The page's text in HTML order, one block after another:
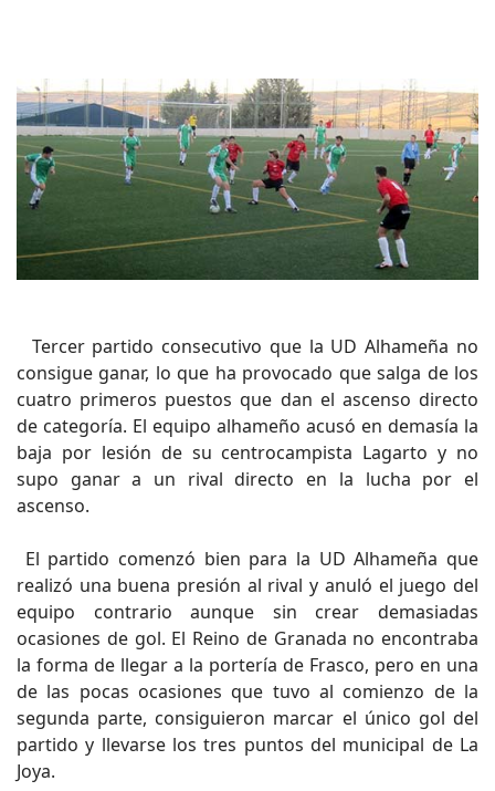
Tercer partido consecutivo que la UD Alhameña no
consigue ganar, lo que ha provocado que salga de los
cuatro primeros puestos que dan el ascenso directo
de categoría. El equipo alhameño acusó en demasía la
baja por lesión de su centrocampista Lagarto y no
supo ganar a un rival directo en la lucha por el
ascenso.
El partido comenzó bien para la UD Alhameña que
realizó una buena presión al rival y anuló el juego del
equipo contrario aunque sin crear demasiadas
ocasiones de gol. El Reino de Granada no encontraba
la forma de llegar a la portería de Frasco, pero en una
de las pocas ocasiones que tuvo al comienzo de la
segunda parte, consiguieron marcar el único gol del
partido y llevarse los tres puntos del municipal de La
Joya.